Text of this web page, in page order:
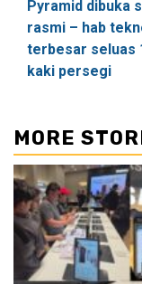
Pyramid dibuka
rasmi – hab
terbesar seluas
kaki persegi
MORE